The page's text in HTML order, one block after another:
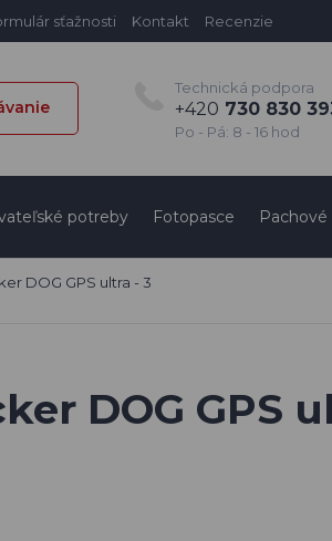
sťažnosti Kontakt Recenzie
Technická podpora
+420 730 830
Po - Pá: 8 - 16 hod
potreby Fotopasce
DOG GPS ultra - 3
DOG GPS